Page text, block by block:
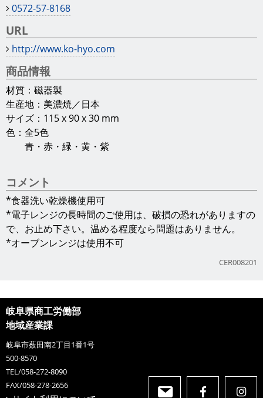
0572-57-8168
URL
http://www.ko-hyo.com
商品情報
材質：磁器製
生産地：美濃焼／日本
サイズ：115 x 90 x 30 mm
色：全5色
青・赤・緑・黄・紫
コメント
*食器洗い乾燥機使用可
*電子レンジの長時間のご使用は、破損の恐れがありますの
で、お止め下さい。温める程度なら問題はありません。
*オーブンレンジは使用不可
CER008201
岐阜県商工労働部
地域産業課
岐阜市薮田南2丁目1番1号
500-8570
TEL/058-272-8090
FAX/058-278-2656